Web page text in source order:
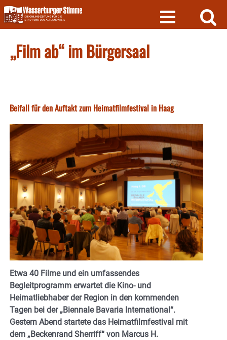
Skip
to
content
„Film ab“ im Bürgersaal
Beifall für den Auftakt zum Heimatfilmfestival in Haag
Etwa 40 Filme und ein umfassendes
Begleitprogramm erwartet die Kino- und
Heimatliebhaber der Region in den kommenden
Tagen bei der „Biennale Bavaria International“.
Gestern Abend startete das Heimatfilmfestival mit
dem „Beckenrand Sherriff“ von Marcus H.